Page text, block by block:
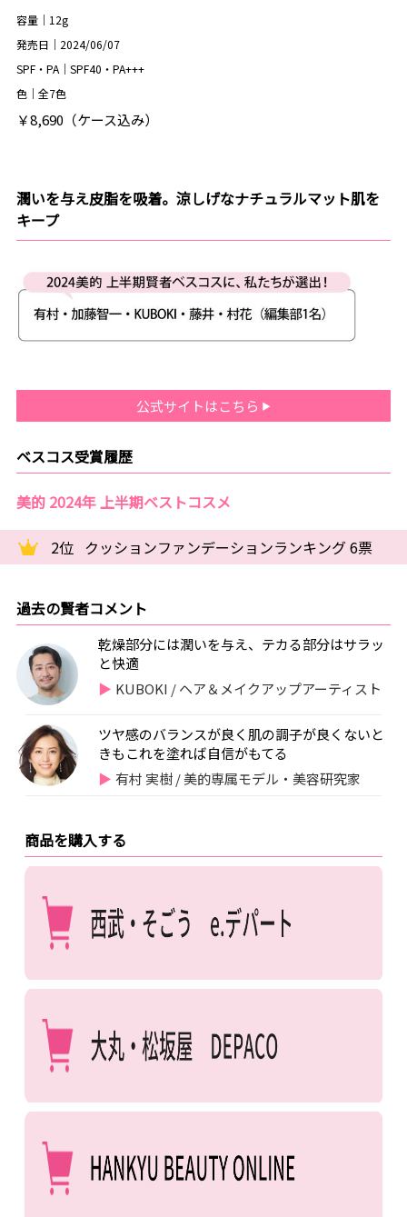
容量｜12g
発売日｜2024/06/07
SPF・PA｜SPF40・PA+++
色｜全7色
￥8,690（ケース込み）
潤いを与え皮脂を吸着。涼しげなナチュラルマット肌を
キープ
公式サイトはこちら
ベスコス受賞履歴
美的 2024年 上半期ベストコスメ
2位 クッションファンデーションランキング 6票
過去の賢者コメント
乾燥部分には潤いを与え、テカる部分はサラッ
と快適
KUBOKI / ヘア＆メイクアップアーティスト
ツヤ感のバランスが良く肌の調子が良くないと
きもこれを塗れば自信がもてる
有村 実樹 / 美的専属モデル・美容研究家
商品を購入する